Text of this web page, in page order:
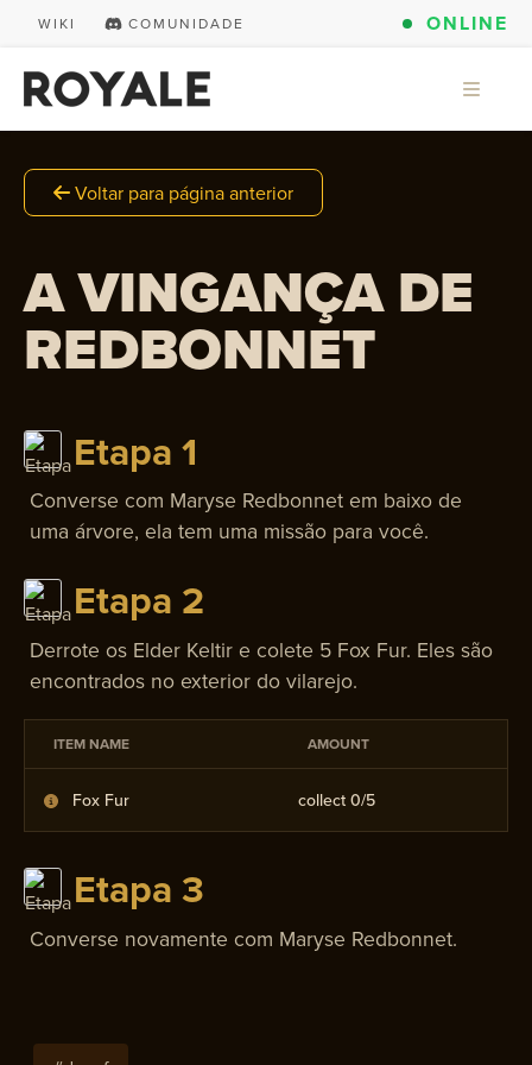
WIKI COMUNIDADE ONLINE
Voltar para página anterior
A VINGANÇA DE
REDBONNET
Etapa 1
Converse com Maryse Redbonnet em baixo de
uma árvore, ela tem uma missão para você.
Etapa 2
Derrote os Elder Keltir e colete 5 Fox Fur. Eles são
encontrados no exterior do vilarejo.
ITEM NAME AMOUNT
Fox Fur collect 0/5
Etapa 3
Converse novamente com Maryse Redbonnet.